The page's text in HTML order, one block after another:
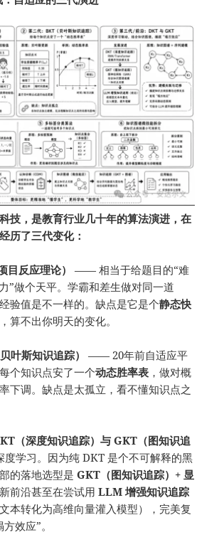
技，是教育行业几十年的算法演进，在
历了三代变化：
反应理论）
—— 相当于给题目的“难
”做个天平。学霸和差生做对同一道
验值是不一样的。缺点是它是个静态快
算不出你明天的变化。
叶斯知识追踪）
—— 20年前自适应平
个知识点安了一个动态胜率表 ，做对概
下调。缺点是太孤立，看不懂知识点之
（深度知识追踪）与 GKT（图知识追
学习。因为纯 DKT 是个不可解释的黑
的落地选型是GKT（图知识追踪）+ 显
前沿甚至在尝试用LLM 增强知识追踪
本转化为高维向量灌入模型），完美复
效应”。